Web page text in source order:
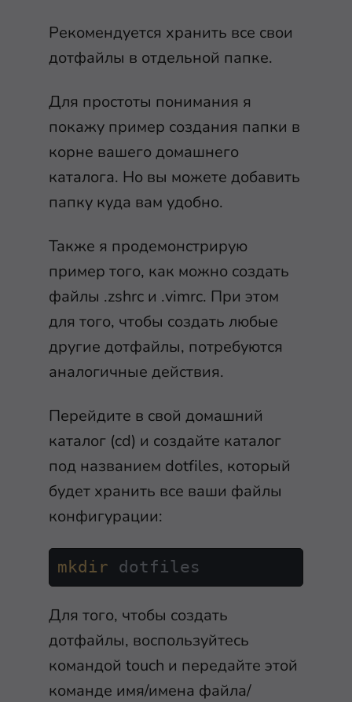
Рекомендуется хранить все свои
дотфайлы в отдельной папке.
Для простоты понимания я
покажу пример создания папки в
корне вашего домашнего
каталога. Но вы можете добавить
папку куда вам удобно.
Также я продемонстрирую
пример того, как можно создать
файлы .zshrc и .vimrc. При этом
для того, чтобы создать любые
другие дотфайлы, потребуются
аналогичные действия.
Перейдите в свой домашний
каталог (cd) и создайте каталог
под названием dotfiles, который
будет хранить все ваши файлы
конфигурации:
mkdir dotfiles
Для того, чтобы создать
дотфайлы, воспользуйтесь
командой touch и передайте этой
команде имя/имена файла/